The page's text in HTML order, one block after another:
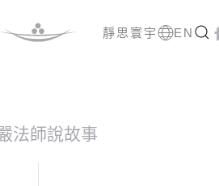
靜思寰宇 EN
法師說故事